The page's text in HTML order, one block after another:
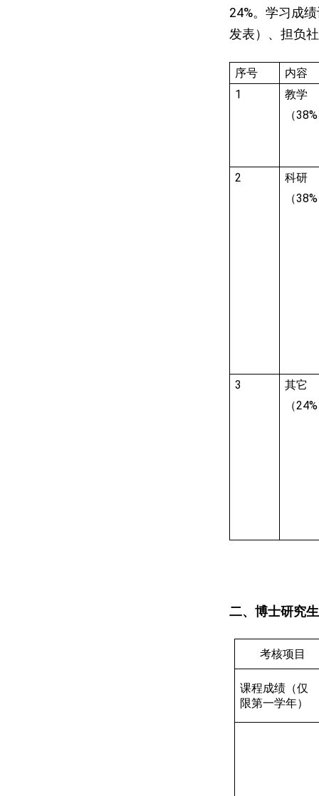
24%。学习成
发表）、担负
序号
内容
1
教学
（38%
2
科研
（38%
3
其它
（24%
二、博士研究
考核项目
课程成绩（仅
限第一学年）